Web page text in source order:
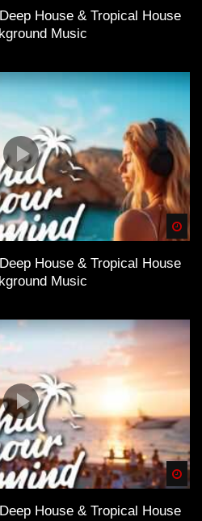
House & Tropical House
Music
House & Tropical House
Music
House & Tropical House